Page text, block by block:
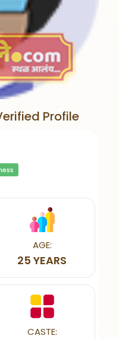
Profile
AGE:
25 YEARS
CASTE: